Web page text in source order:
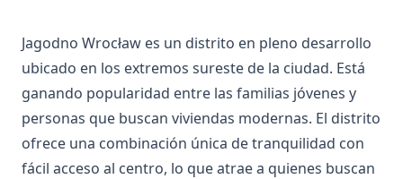
Jagodno Wrocław es un distrito en pleno desarrollo
ubicado en los extremos sureste de la ciudad. Está
ganando popularidad entre las familias jóvenes y
personas que buscan viviendas modernas. El distrito
ofrece una combinación única de tranquilidad con
fácil acceso al centro, lo que atrae a quienes buscan